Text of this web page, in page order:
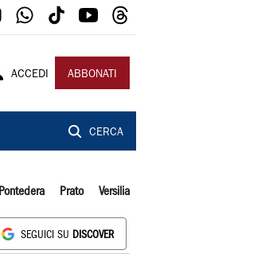
ACCEDI ABBONATI
CERCA
Pontedera Prato Versilia
SEGUICI SU DISCOVER